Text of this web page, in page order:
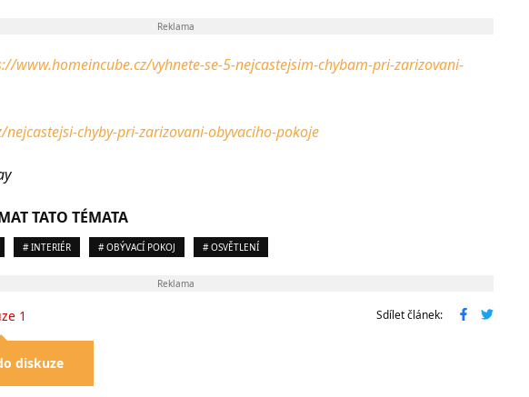
Reklama
www.homeincube.cz/vyhnete-se-5-nejcastejsim-chybam-pri-zarizovani-
chyby-pri-zarizovani-obyvaciho-pokoje
TATO TÉMATA
# INTERIÉR # OBÝVACÍ POKOJ # OSVĚTLENÍ
Reklama
1
diskuze
Sdílet článek: